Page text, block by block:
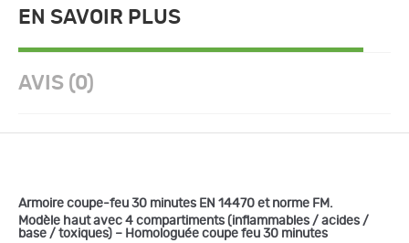
EN SAVOIR PLUS
AVIS (0)
Armoire coupe-feu 30 minutes EN 14470 et norme FM.
Modèle haut avec 4 compartiments (inflammables / acides /
base / toxiques) – Homologuée coupe feu 30 minutes